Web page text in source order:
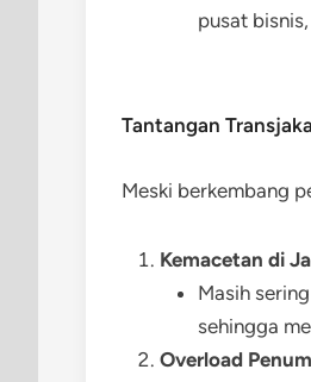
pusat
Tantangan
Meski berkembang
Kemacetan di
Masih
sehingga
Overload